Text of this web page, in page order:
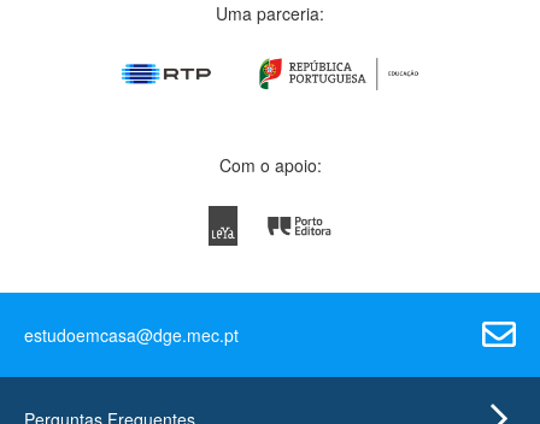
Uma parceria:
Com o apoio:
estudoemcasa@dge.mec.pt